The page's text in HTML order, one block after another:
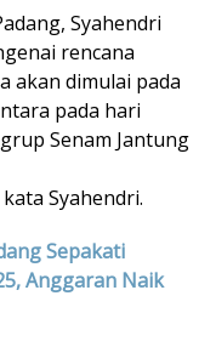
Syahendri
rencana
akan dimulai pada
pada hari
Senam Jantung
Syahendri.
Sepakati
Anggaran Naik